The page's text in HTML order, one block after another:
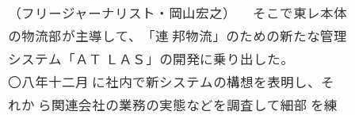
（フリージャーナリスト・岡山宏之） そこで東レ本体
の物流部が主導して、「連 邦物流」のための新たな管理
システム「ＡＴ ＬＡＳ」の開発に乗り出した。
〇八年十二月 に社内で新システムの構想を表明し、そ
れか ら関連会社の業務の実態などを調査して細部 を練